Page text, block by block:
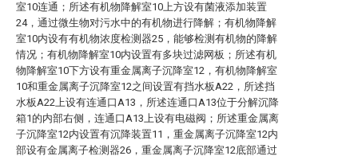
室10连通；所述有机物降解室10上方设有菌液添加装置
24，通过微生物对污水中的有机物进行降解；有机物降解
室10内设有有机物浓度检测器25，能够检测有机物的降解
情况；有机物降解室10内设置有多块过滤网板；所述有机
物降解室10下方设有重金属离子沉降室12，有机物降解室
10和重金属离子沉降室12之间设置有挡水板A22，所述挡
水板A22上设有连通口A13，所述连通口A13位于分解沉降
箱1的内部右侧，连通口A13上设有电磁阀；所述重金属离
子沉降室12内设置有沉降装置11，重金属离子沉降室12内
部设有金属离子检测器26，重金属离子沉降室12底部通过